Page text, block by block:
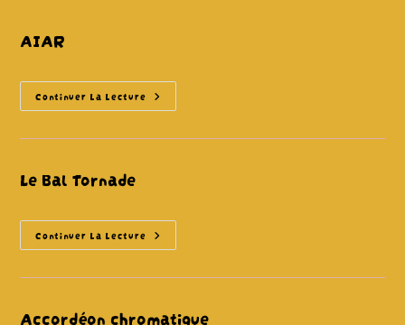
AIAR
Continuer La Lecture AIAR
Le Bal Tornade
Continuer La Lecture Le
Bal
Accordéon chromatique